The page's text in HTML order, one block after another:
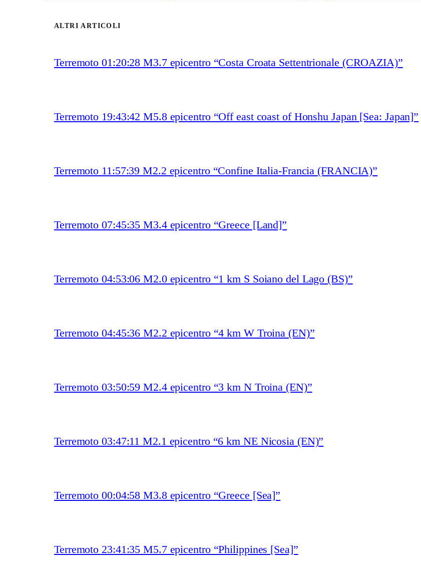
ALTRI ARTICOLI
Terremoto 01:20:28 M3.7 epicentro “Costa Croata Settentrionale (CROAZIA)”
Terremoto 19:43:42 M5.8 epicentro “Off east coast of Honshu Japan [Sea: Japan]”
Terremoto 11:57:39 M2.2 epicentro “Confine Italia-Francia (FRANCIA)”
Terremoto 07:45:35 M3.4 epicentro “Greece [Land]”
Terremoto 04:53:06 M2.0 epicentro “1 km S Soiano del Lago (BS)”
Terremoto 04:45:36 M2.2 epicentro “4 km W Troina (EN)”
Terremoto 03:50:59 M2.4 epicentro “3 km N Troina (EN)”
Terremoto 03:47:11 M2.1 epicentro “6 km NE Nicosia (EN)”
Terremoto 00:04:58 M3.8 epicentro “Greece [Sea]”
Terremoto 23:41:35 M5.7 epicentro “Philippines [Sea]”